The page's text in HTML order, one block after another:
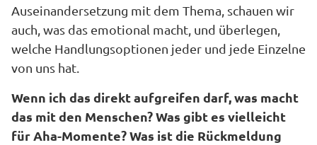
Auseinandersetzung mit dem Thema, schauen wir
auch, was das emotional macht, und überlegen,
welche Handlungsoptionen jeder und jede Einzelne
von uns hat.
Wenn ich das direkt aufgreifen darf, was macht
das mit den Menschen? Was gibt es vielleicht
für Aha-Momente? Was ist die Rückmeldung